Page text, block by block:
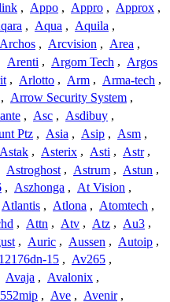
, Appo , Appro , Approx ,
, Aqua , Aquila ,
Archos , Arcvision , Area ,
Arenti , Argom Tech , Argos
, Arlotto , Arm , Arma-tech ,
, Arrow Security System ,
, Asc , Asdibuy ,
Ptz , Asia , Asip , Asm ,
Astak , Asterix , Asti , Astr ,
Astroghost , Astrum , Astun ,
, Aszhonga , At Vision ,
Atlantis , Atlona , Atomtech ,
, Attn , Atv , Atz , Au3 ,
, Auric , Aussen , Autoip ,
15 , Av265 ,
Avaja , Avalonix ,
, Ave , Avenir ,